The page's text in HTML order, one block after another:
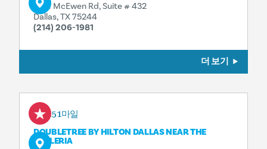
4101 McEwen Rd, Suite # 432
Dallas, TX 75244
(214) 206-1981
더 보기
0.51마일
DOUBLETREE BY HILTON DALLAS NEAR THE
GALLERIA